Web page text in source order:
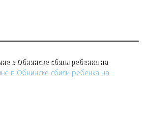
в Обнинске сбили ребенка на